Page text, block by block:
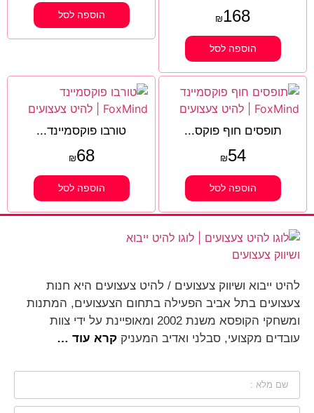
₪168
הוספה לסל
הוספה לסל
תופסים חוף פוקס...
₪54
הוספה לסל
טורבו פוקסמיינד...
₪68
הוספה לסל
להיט ייבוא ושיווק צעצועים / להיט צעצועים היא חנות
צעצועים בתל אביב הפעילה בתחום הצעצועים, המתנות
ומשחקי הקופסא משנת 2002 ומאופיינת על ידי צוות
עובדים מקצועי, סבלני ואדיב המעניק קרא עוד …